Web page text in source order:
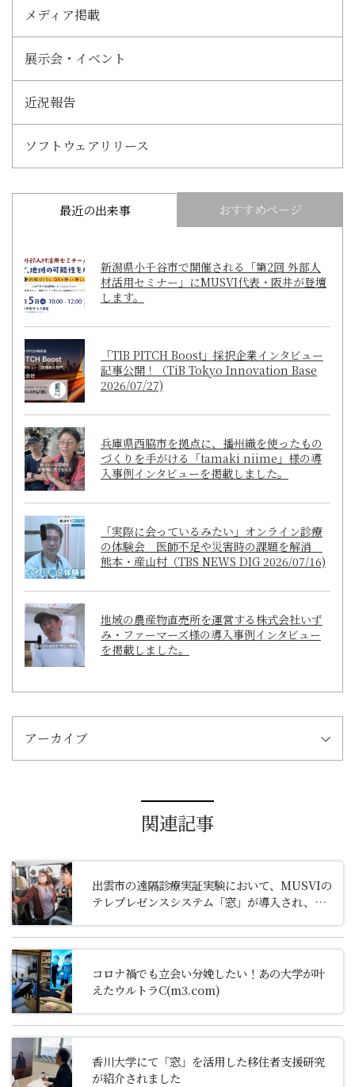
メディア掲載
展示会・イベント
近況報告
ソフトウェアリリース
最近の出来事 おすすめページ
新潟県小千谷市で開催される「第2回 外部人
材活用セミナー」にMUSVI代表・阪井が登壇
します。
「TIB PITCH Boost」採択企業インタビュー
記事公開！（TiB Tokyo Innovation Base
2026/07/27)
兵庫県西脇市を拠点に、播州織を使ったもの
づくりを手がける「tamaki niime」様の導
入事例インタビューを掲載しました。
「実際に会っているみたい」オンライン診療
の体験会 医師不足や災害時の課題を解消
熊本・産山村（TBS NEWS DIG 2026/07/16)
地域の農産物直売所を運営する株式会社いず
み・ファーマーズ様の導入事例インタビュー
を掲載しました。
アーカイブ
関連記事
出雲市の遠隔診療実証実験において、MUSVIの
テレプレゼンスシステム「窓」が導入され、地
新報に紹介されました。（2026.1.20 山陰中央
新報掲載）
コロナ禍でも立会い分娩したい！あの大学が叶
えたウルトラC(m3.com)
香川大学にて「窓」を活用した移住者支援研究
が紹介されました